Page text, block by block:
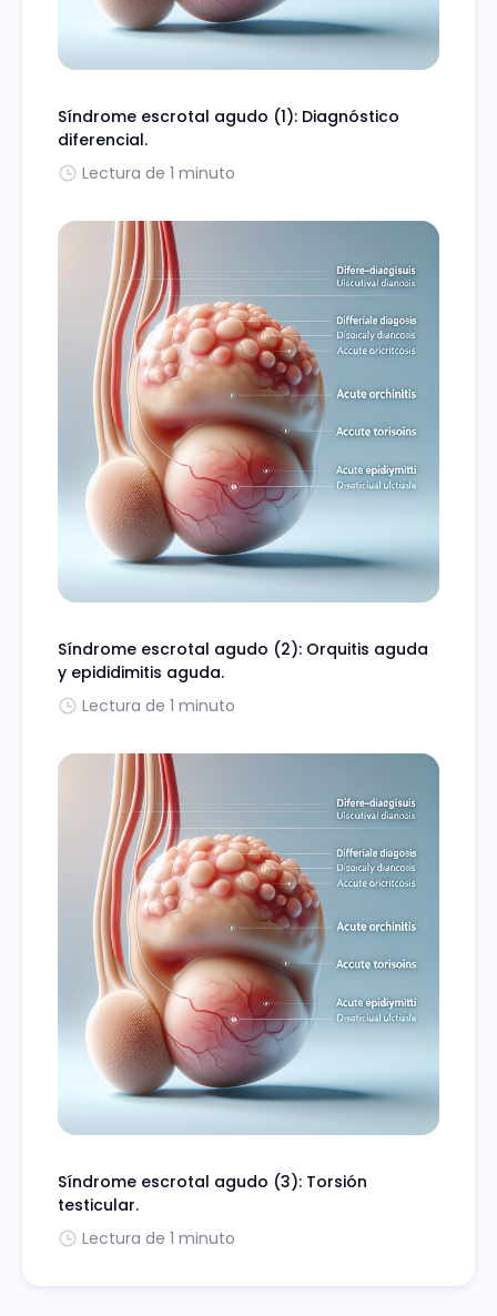
Síndrome escrotal agudo (1): Diagnóstico
diferencial.
Lectura de 1 minuto
Síndrome escrotal agudo (2): Orquitis aguda
y epididimitis aguda.
Lectura de 1 minuto
Síndrome escrotal agudo (3): Torsión
testicular.
Lectura de 1 minuto